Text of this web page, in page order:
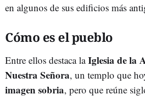
en algunos de sus edificios más
Cómo es el pueblo
Entre ellos destaca laIglesia de la
Nuestra Señora, un templo que
imagen sobria, pero que reúne